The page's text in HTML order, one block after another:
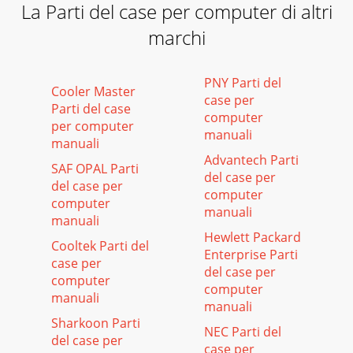
La Parti del case per computer di altri
marchi
Cooler Master
Parti del case
per computer
manuali
SAF OPAL Parti
del case per
computer
manuali
Cooltek Parti del
case per
computer
manuali
Sharkoon Parti
del case per
PNY Parti del
case per
computer
manuali
Advantech Parti
del case per
computer
manuali
Hewlett Packard
Enterprise Parti
del case per
computer
manuali
NEC Parti del
case per